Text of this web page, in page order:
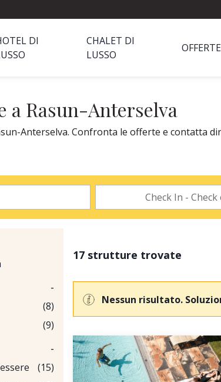
DI
CHALET DI
LUSSO
OFFERTE
a Rasun-Anterselva
Anterselva. Confronta le offerte e contatta
-
(8)
(9)
-
(15)
17 strutture trovate
Nessun risultato.